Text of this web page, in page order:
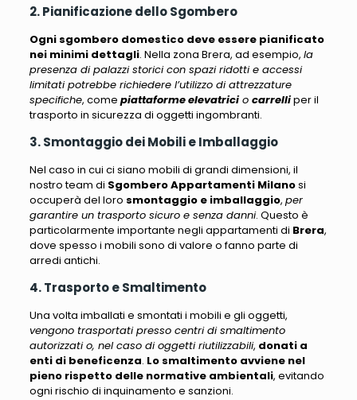
2. Pianificazione dello Sgombero
Ogni sgombero domestico deve essere pianificato
nei minimi dettagli. Nella zona Brera, ad esempio, la
presenza di palazzi storici con spazi ridotti e accessi
limitati potrebbe richiedere l’utilizzo di attrezzature
specifiche, come piattaforme elevatricio carrelliper il
trasporto in sicurezza di oggetti ingombranti.
3. Smontaggio dei Mobili e Imballaggio
Nel caso in cui ci siano mobili di grandi dimensioni, il
nostro team di Sgombero Appartamenti Milanosi
occuperà del loro smontaggio e imballaggio, per
garantire un trasporto sicuro e senza danni. Questo è
particolarmente importante negli appartamenti di Brera,
dove spesso i mobili sono di valore o fanno parte di
arredi antichi.
4. Trasporto e Smaltimento
Una volta imballati e smontati i mobili e gli oggetti,
vengono trasportati presso centri di smaltimento
autorizzati o, nel caso di oggetti riutilizzabili, donati a
enti di beneficenza. Lo smaltimento avviene nel
pieno rispetto delle normative ambientali, evitando
ogni rischio di inquinamento e sanzioni.